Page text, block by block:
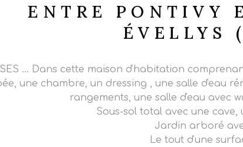
ENTRE PONTIVY
ÉVELLYS
... Dans cette maison d'habitation
une chambre, un dressing , une salle d'eau
rangements, une salle d'eau avec
Sous-sol total avec une
Jardin arboré
Le tout d'une